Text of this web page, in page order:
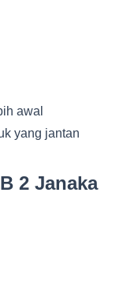
awal
yang jantan
2 Janaka